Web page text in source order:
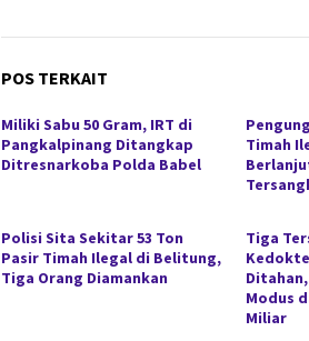
POS TERKAIT
Miliki Sabu 50 Gram, IRT di
Pangkalpinang Ditangkap
Ditresnarkoba Polda Babel
Timah
Polisi Sita Sekitar 53 Ton
Pasir Timah Ilegal di Belitung,
Tiga Orang Diamankan
Tiga
Modus
Miliar